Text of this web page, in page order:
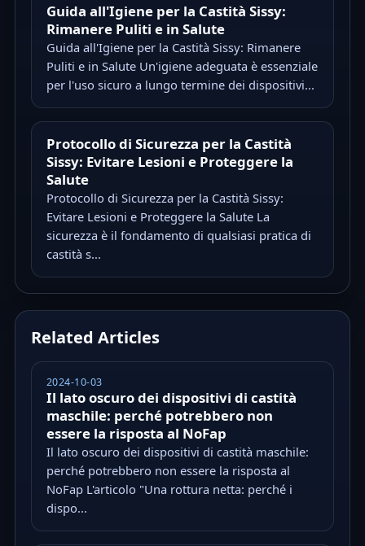
Guida all'Igiene per la Castità Sissy:
Rimanere Puliti e in Salute
Guida all'Igiene per la Castità Sissy: Rimanere
Puliti e in Salute Un'igiene adeguata è essenziale
per l'uso sicuro a lungo termine dei dispositivi...
Protocollo di Sicurezza per la Castità
Sissy: Evitare Lesioni e Proteggere la
Salute
Protocollo di Sicurezza per la Castità Sissy:
Evitare Lesioni e Proteggere la Salute La
sicurezza è il fondamento di qualsiasi pratica di
castità s...
Related Articles
2024-10-03
Il lato oscuro dei dispositivi di castità
maschile: perché potrebbero non
essere la risposta al NoFap
Il lato oscuro dei dispositivi di castità maschile:
perché potrebbero non essere la risposta al
NoFap L'articolo "Una rottura netta: perché i
dispo...